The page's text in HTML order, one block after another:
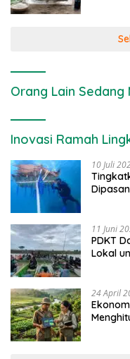
Orang Lain Sedang
Inovasi Ramah
10 Juli
11 Juni
PDKT
Lokal
24 April